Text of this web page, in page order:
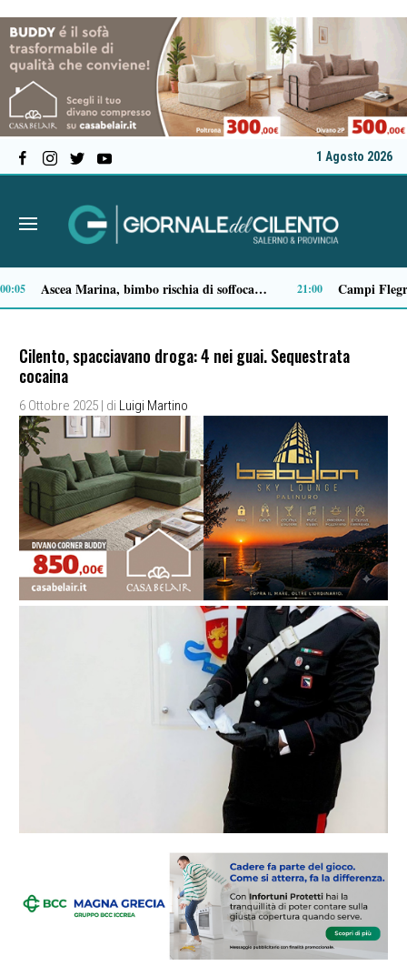
1 Agosto 2026
Milan in lutto, addio a Franco Baresi: il commosso saluto del club 13:53
Cilento, spacciavano droga: 4 nei guai. Sequestrata
cocaina
6 Ottobre 2025 | di Luigi Martino